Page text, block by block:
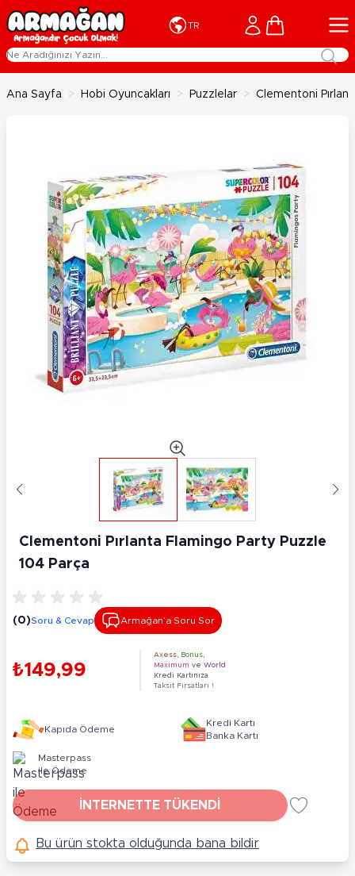
İçeriğe geç
TR Cart
Ana Sayfa > Hobi Oyuncakları > Puzzlelar > Clementoni
Clementoni Pırlanta Flamingo Party Puzzle
104 Parça
(0)Soru & Cevap Armağan’a Soru Sor
₺149,99
Axess Bonus
Maximum ve World
Kredi Kartınıza
Taksit Fırsatları !
Kapıda Ödeme
Kredi Kartı
Banka Kartı
Masterpass
ile Ödeme
İNTERNETTE TÜKENDİ
Bu ürün stokta olduğunda bana bildir